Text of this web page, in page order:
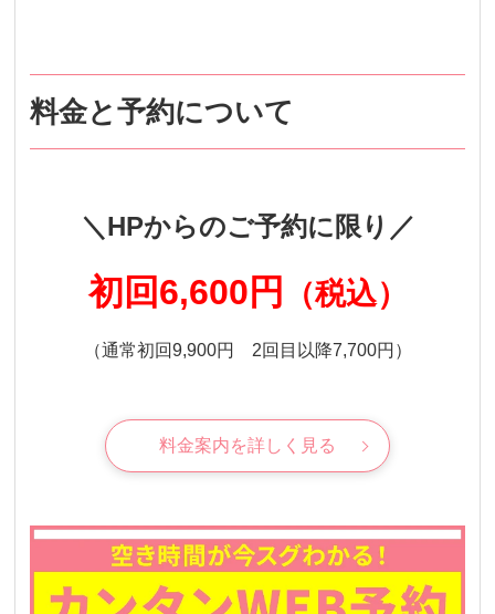
料金と予約について
＼HPからのご予約に限り／
初回6,600円 （税込）
（通常初回9,900円 2回目以降7,700円）
料金案内を詳しく見る